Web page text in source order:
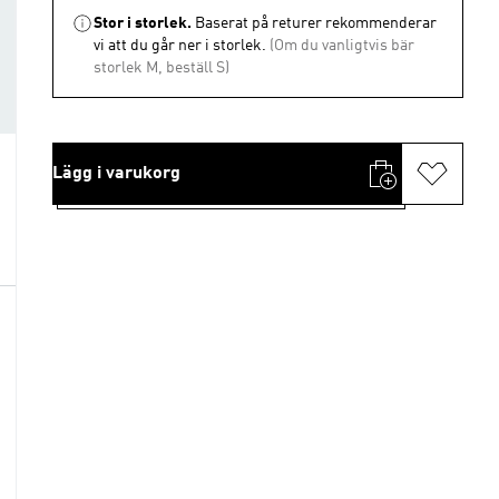
Stor i storlek. Baserat på returer rekommenderar
vi att du går ner i storlek. (Om du vanligtvis bär
storlek M, beställ S)
Lägg i varukorg